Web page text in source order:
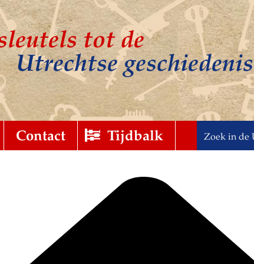
tot de
Utrechtse geschiedenis
Contact Tijdbalk